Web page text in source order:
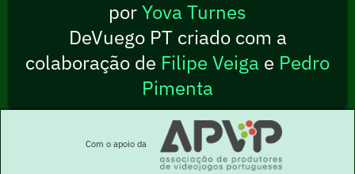
porYova Turnes
DeVuego PT criado com a
colaboração de Filipe Veiga e Pedro
Pimenta
Com o apoio da